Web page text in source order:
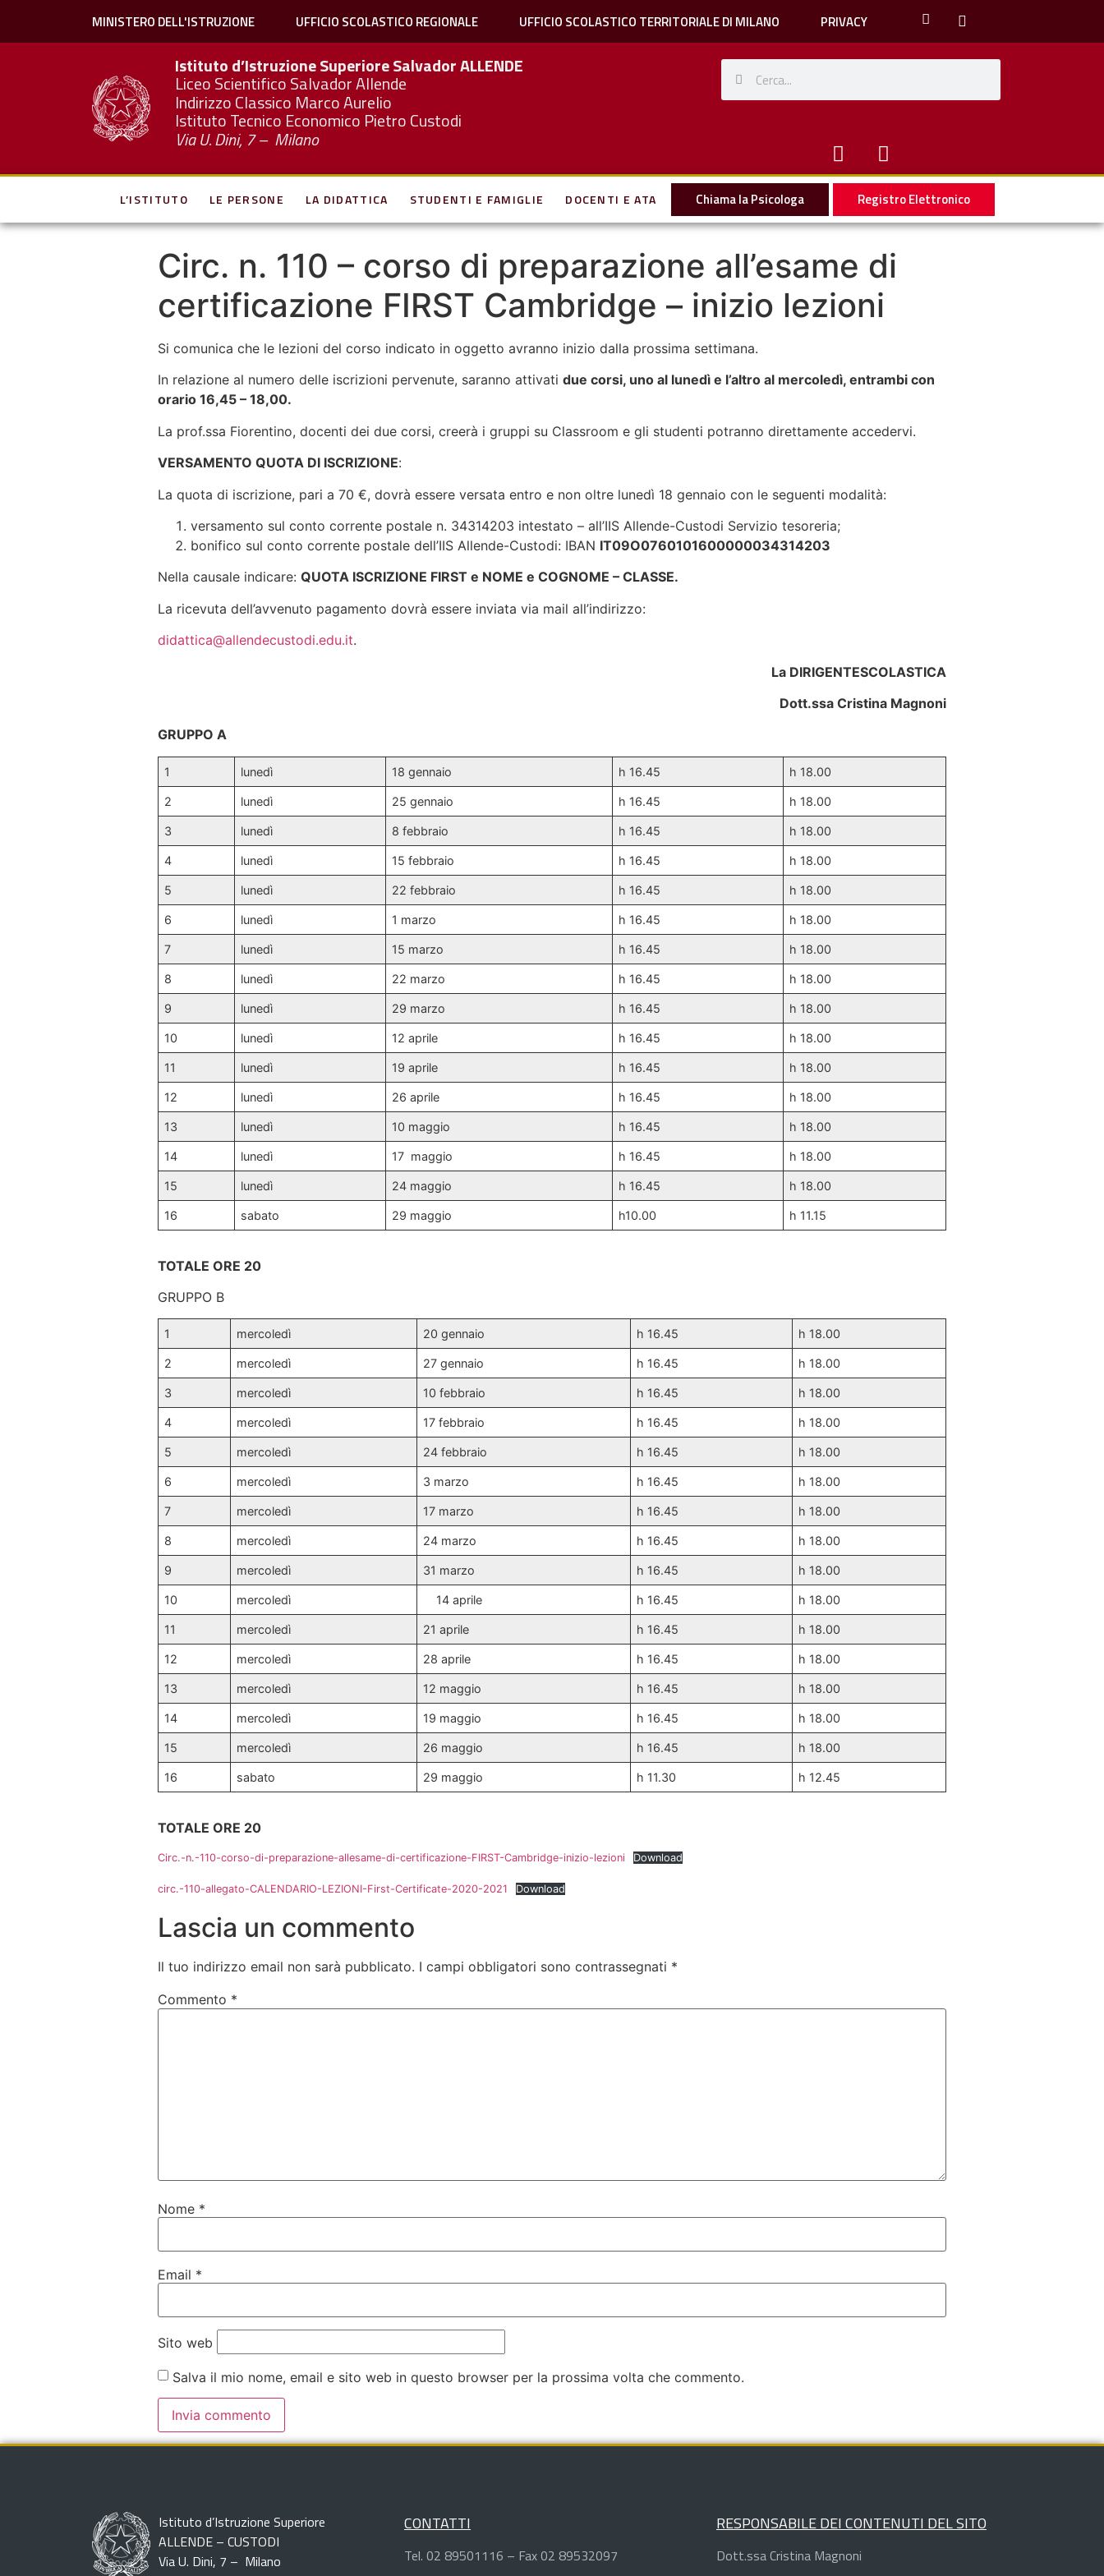
MINISTERO DELL'ISTRUZIONE UFFICIO SCOLASTICO REGIONALE UFFICIO SCOLASTICO TERRITORIALE DI MILANO PRIVACY
Istituto d’Istruzione Superiore SalvadorALLENDE
Liceo Scientifico Salvador Allende
Indirizzo Classico Marco Aurelio
Istituto Tecnico Economico Pietro Custodi
Via U. Dini, 7 – Milano
L’ISTITUTO LE PERSONE LA DIDATTICA STUDENTI E FAMIGLIE DOCENTI E ATA Chiama la Psicologa Registro Elettronico
Circ. n. 110 – corso di preparazione all’esame di
certificazione FIRST Cambridge – inizio lezioni
Si comunica che le lezioni del corso indicato in oggetto avranno inizio dalla prossima settimana.
In relazione al numero delle iscrizioni pervenute, saranno attivati due corsi, uno al lunedì e l’altro al mercoledì, entrambi con
orario 16,45 – 18,00.
La prof.ssa Fiorentino, docenti dei due corsi, creerà i gruppi su Classroom e gli studenti potranno direttamente accedervi.
VERSAMENTO QUOTA DI ISCRIZIONE:
La quota di iscrizione, pari a 70 €, dovrà essere versata entro e non oltre lunedì 18 gennaio con le seguenti modalità:
versamento sul conto corrente postale n. 34314203 intestato – all’IIS Allende-Custodi Servizio tesoreria;
bonifico sul conto corrente postale dell’IIS Allende-Custodi: IBAN IT09O0760101600000034314203
Nella causale indicare: QUOTA ISCRIZIONE FIRST e NOME e COGNOME – CLASSE.
La ricevuta dell’avvenuto pagamento dovrà essere inviata via mail all’indirizzo:
didattica@allendecustodi.edu.it.
La DIRIGENTESCOLASTICA
Dott.ssa Cristina Magnoni
GRUPPO A
1 lunedì 18 gennaio h 16.45 h 18.00
2 lunedì 25 gennaio h 16.45 h 18.00
3 lunedì 8 febbraio h 16.45 h 18.00
4 lunedì 15 febbraio h 16.45 h 18.00
5 lunedì 22 febbraio h 16.45 h 18.00
6 lunedì 1 marzo h 16.45 h 18.00
7 lunedì 15 marzo h 16.45 h 18.00
8 lunedì 22 marzo h 16.45 h 18.00
9 lunedì 29 marzo h 16.45 h 18.00
10 lunedì 12 aprile h 16.45 h 18.00
11 lunedì 19 aprile h 16.45 h 18.00
12 lunedì 26 aprile h 16.45 h 18.00
13 lunedì 10 maggio h 16.45 h 18.00
14 lunedì 17 maggio h 16.45 h 18.00
15 lunedì 24 maggio h 16.45 h 18.00
16 sabato 29 maggio h10.00 h 11.15
TOTALE ORE 20
GRUPPO B
1 mercoledì 20 gennaio h 16.45 h 18.00
2 mercoledì 27 gennaio h 16.45 h 18.00
3 mercoledì 10 febbraio h 16.45 h 18.00
4 mercoledì 17 febbraio h 16.45 h 18.00
5 mercoledì 24 febbraio h 16.45 h 18.00
6 mercoledì 3 marzo h 16.45 h 18.00
7 mercoledì 17 marzo h 16.45 h 18.00
8 mercoledì 24 marzo h 16.45 h 18.00
9 mercoledì 31 marzo h 16.45 h 18.00
10 mercoledì 14 aprile h 16.45 h 18.00
11 mercoledì 21 aprile h 16.45 h 18.00
12 mercoledì 28 aprile h 16.45 h 18.00
13 mercoledì 12 maggio h 16.45 h 18.00
14 mercoledì 19 maggio h 16.45 h 18.00
15 mercoledì 26 maggio h 16.45 h 18.00
16 sabato 29 maggio h 11.30 h 12.45
TOTALE ORE 20
Circ.-n.-110-corso-di-preparazione-allesame-di-certificazione-FIRST-Cambridge-inizio-lezioni Download
circ.-110-allegato-CALENDARIO-LEZIONI-First-Certificate-2020-2021 Download
Lascia un commento
Il tuo indirizzo email non sarà pubblicato. I campi obbligatori sono contrassegnati *
Commento *
Nome *
Email *
Sito web
Salva il mio nome, email e sito web in questo browser per la prossima volta che commento.
Istituto d’Istruzione Superiore
ALLENDE – CUSTODI
Via U. Dini, 7 – Milano
CONTATTI
Tel. 02 89501116 – Fax 02 89532097
RESPONSABILE DEI CONTENUTI DEL SITO
Dott.ssa Cristina Magnoni